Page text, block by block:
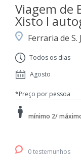
Viagem de
Xisto I
Ferraria de S.
Todos os dias
Agosto
*Preço por pessoa
mínimo 2/
0 testemunhos